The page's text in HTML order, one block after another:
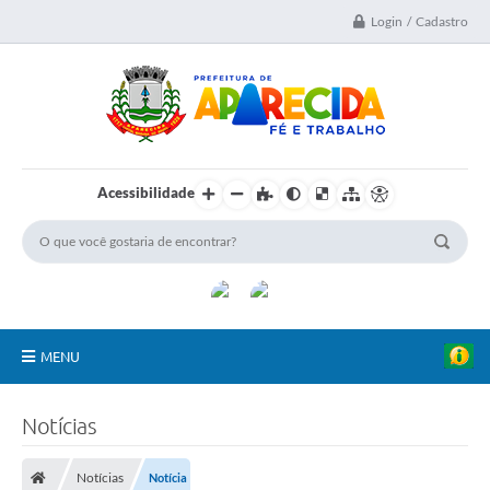
Login / Cadastro
Acessibilidade
MENU
Notícias
Notícias Notícia